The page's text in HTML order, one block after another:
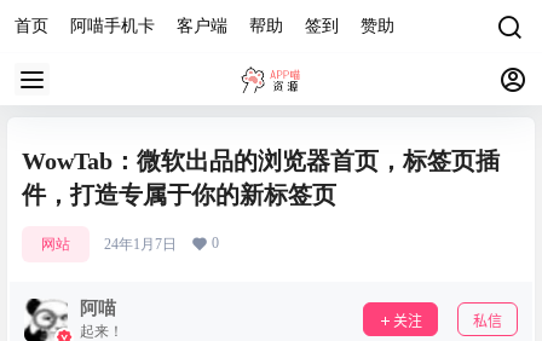
首页 阿喵手机卡 客户端 帮助 签到 赞助
WowTab：微软出品的浏览器首页，标签页插
件，打造专属于你的新标签页
网站 24年1月7日 0
阿喵
起来！
关注 私信